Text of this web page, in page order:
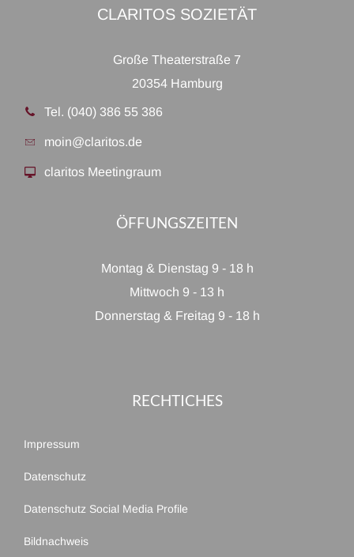
CLARITOS SOZIETÄT
Große Theaterstraße 7
20354 Hamburg
Tel. (040) 386 55 386
moin@claritos.de
claritos Meetingraum
ÖFFUNGSZEITEN
Montag & Dienstag 9 - 18 h
Mittwoch 9 - 13 h
Donnerstag & Freitag 9 - 18 h
RECHTICHES
Impressum
Datenschutz
Datenschutz Social Media Profile
Bildnachweis